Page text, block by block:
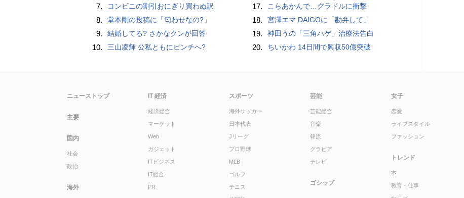
7. コンビニの割引おにぎり買わぬ訳
8. 堂本剛の投稿に「匂わせなの?」
9. 結婚してる? さかなクンが回答
10. 三山凌輝 公私ともにピンチへ?
17. こらあかんで…グラドルに衝撃
18. 宮澤エマ DAIGOに「勘弁して」
19. 神田うの「三角ハゲ」治療法告白
20. ちいかわ 14日間で興収50億突破
ニューストップ
主要
国内
社会
政治
海外
IT 経済
経済総合
マーケット
Web
ガジェット
ITビジネス
IT総合
PR
スポーツ
海外サッカー
日本代表
Jリーグ
プロ野球
MLB
ゴルフ
テニス
芸能
芸能総合
音楽
韓流
グラビア
テレビ
ゴシップ
女子
恋愛
ライフスタイル
ファッション
トレンド
本
教育・仕事